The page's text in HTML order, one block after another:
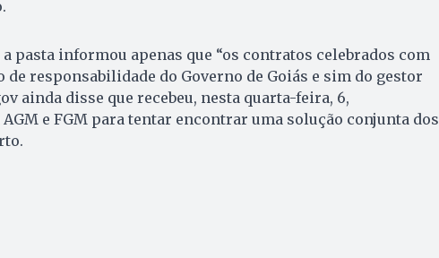
pasta informou apenas que “os contratos celebrados com
de responsabilidade do Governo de Goiás e sim do gestor
ainda disse que recebeu, nesta quarta-feira, 6,
e FGM para tentar encontrar uma solução conjunta dos